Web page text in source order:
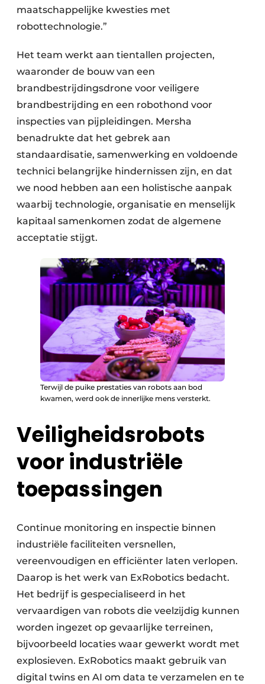
maatschappelijke kwesties met
robottechnologie.”
Het team werkt aan tientallen projecten,
waaronder de bouw van een
brandbestrijdingsdrone voor veiligere
brandbestrijding en een robothond voor
inspecties van pijpleidingen. Mersha
benadrukte dat het gebrek aan
standaardisatie, samenwerking en voldoende
technici belangrijke hindernissen zijn, en dat
we nood hebben aan een holistische aanpak
waarbij technologie, organisatie en menselijk
kapitaal samenkomen zodat de algemene
acceptatie stijgt.
Terwijl de puike prestaties van robots aan bod
kwamen, werd ook de innerlijke mens versterkt.
Veiligheidsrobots
voor industriële
toepassingen
Continue monitoring en inspectie binnen
industriële faciliteiten versnellen,
vereenvoudigen en efficiënter laten verlopen.
Daarop is het werk van ExRobotics bedacht.
Het bedrijf is gespecialiseerd in het
vervaardigen van robots die veelzijdig kunnen
worden ingezet op gevaarlijke terreinen,
bijvoorbeeld locaties waar gewerkt wordt met
explosieven. ExRobotics maakt gebruik van
digital twins en AI om data te verzamelen en te